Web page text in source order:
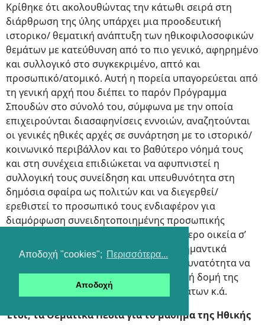
Αποδοχή "cookies"; Περισσότερα...
Αποδοχή
Κρίθηκε ότι ακολουθώντας την κάτωθι σειρά στη
διάρθρωση της ύλης υπάρχει μια προοδευτική
ιστορικο/ θεματική ανάπτυξη των ηθικοφιλοσοφικών
θεμάτων με κατεύθυνση από το πιο γενικό, αφηρημένο
και συλλογικό στο συγκεκριμένο, απτό και
προσωπικό/ατομικό. Αυτή η πορεία υπαγορεύεται από
τη γενική αρχή που διέπει το παρόν Πρόγραμμα
Σπουδών στο σύνολό του, σύμφωνα με την οποία
επιχειρούνται διασαφηνίσεις εννοιών, αναζητούνται
οι γενικές ηθικές αρχές σε συνάρτηση με το ιστορικό/
κοινωνικό περιβάλλον και το βαθύτερο νόημά τους
και στη συνέχεια επιδιώκεται να αφυπνιστεί η
συλλογική τους συνείδηση και υπευθυνότητα στη
δημόσια σφαίρα ως πολιτών και να διεγερθεί/
ερεθιστεί το προσωπικό τους ενδιαφέρον για
διαμόρφωση συνειδητοποιημένης προσωπικής
στάσης απέναντι σε ζητήματα περισσότερο οικεία σ’
αυτούς/ές. Επιπλέον αναδεικνύονται σημαντικά
ζητήματα που αφορούν και δίνουν τη δυνατότητα να
συζητηθούν θέματα σχετικά με τη λογική δομή της
σκέψης, την εγκυρότητα των επιχειρημάτων κ.ά.
Έτσι, τα Θεματικά Πεδία για το μάθημα της Ηθικής